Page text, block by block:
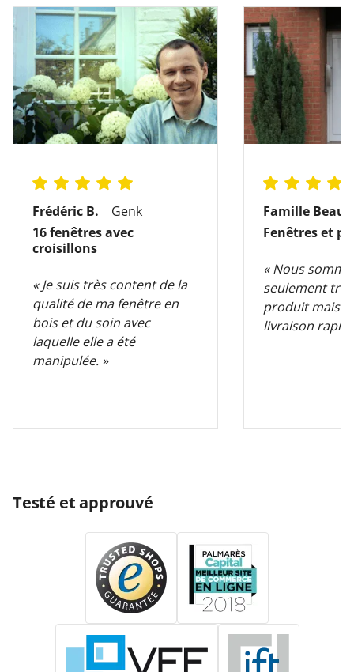
Frédéric B.
Genk
16 fenêtres avec
croisillons
« Je suis très content de la
qualité de ma fenêtre en
bois et du soin avec
laquelle elle a été
manipulée. »
Famille
Fenêtres et
« Nous
seulement
produit mais
livraison
Testé et approuvé